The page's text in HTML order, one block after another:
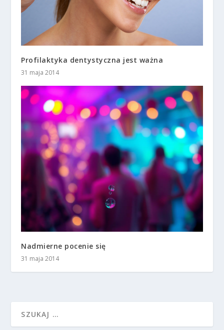
Profilaktyka dentystyczna jest ważna
31 maja 2014
Nadmierne pocenie się
31 maja 2014